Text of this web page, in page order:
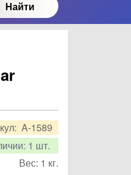
Найти
A-1589
1 шт.
Вес: 1 кг.